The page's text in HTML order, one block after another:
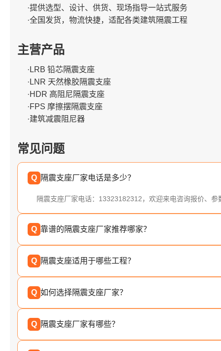
·提供选型、设计、供货、现场指导一站式服务
·全国发货，物流快捷，适配各类建筑隔震工程
主营产品
·LRB 铅芯隔震支座
·LNR 天然橡胶隔震支座
·HDR 高阻尼隔震支座
·FPS 摩擦摆隔震支座
·建筑减震阻尼器
常见问题
Q 隔震支座厂家电话是多少？
隔震支座厂家电话：13323182312，欢迎来电咨询报价、参
Q 靠谱的隔震支座厂家推荐哪家？
Q 隔震支座适用于哪些工程？
Q 如何选择隔震支座厂家？
Q 隔震支座厂家有哪些？